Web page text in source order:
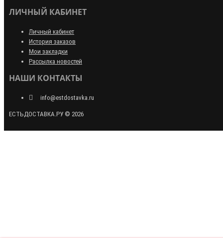
ЛИЧНЫЙ КАБИНЕТ
Личный кабинет
История заказов
Мои закладки
Рассылка новостей
НАШИ КОНТАКТЫ
info@estdostavka.ru
ЕСТЬДОСТАВКА.РУ © 2026